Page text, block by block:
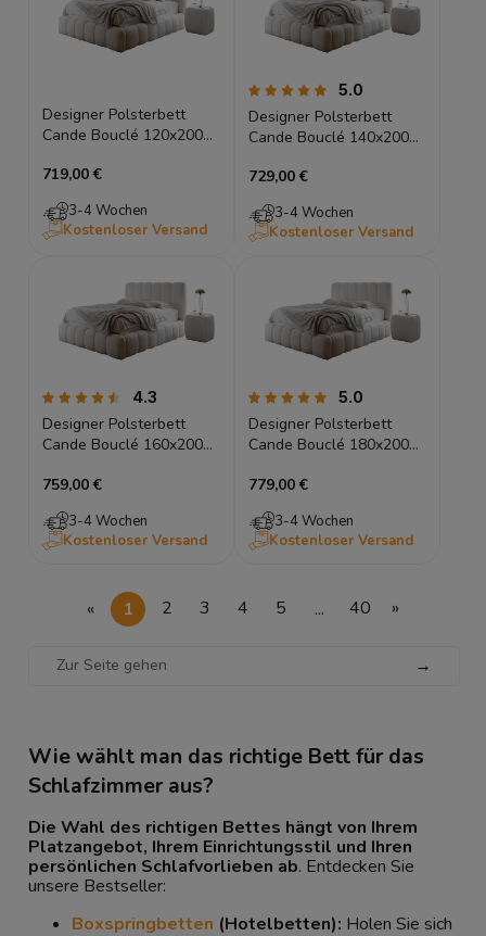
Designer Polsterbett
Cande Bouclé 120x200
719,00 €
3-4 Wochen
Kostenloser Versand
5.0
Designer Polsterbett
Cande Bouclé 140x200
729,00 €
3-4 Wochen
Kostenloser Versand
4.3
Designer Polsterbett
Cande Bouclé 160x200
759,00 €
3-4 Wochen
Kostenloser Versand
5.0
Designer Polsterbett
Cande Bouclé 180x200
779,00 €
3-4 Wochen
Kostenloser Versand
→
« 1 2 3 4 5 ... 40 »
Wie wählt man das richtige Bett für das
Schlafzimmer aus?
Die Wahl des richtigen Bettes hängt von Ihrem
Platzangebot, Ihrem Einrichtungsstil und Ihren
persönlichen Schlafvorlieben ab. Entdecken Sie
unsere Bestseller:
Boxspringbetten (Hotelbetten): Holen Sie sich